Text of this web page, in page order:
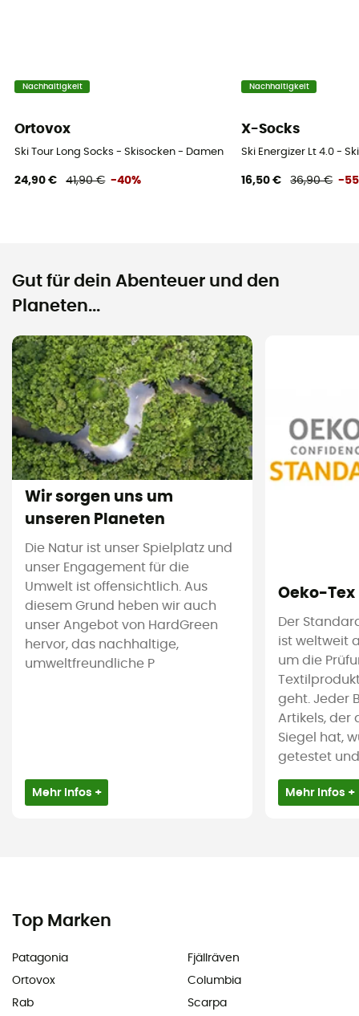
Nachhaltigkeit
Ortovox
Ski Tour Long Socks - Skisocken - Damen
24,90 € 41,90 € -40%
Nachhaltigkeit
X-Socks
Ski Energizer Lt 4.0 -
16,50 € 36,90 € -
Gut für dein Abenteuer und den
Planeten...
Wir sorgen uns um
unseren Planeten
Die Natur ist unser Spielplatz und
unser Engagement für die
Umwelt ist offensichtlich. Aus
diesem Grund heben wir auch
unser Angebot von HardGreen
hervor, das nachhaltige,
umweltfreundliche P
Mehr Infos +
Oeko-Tex
Der
ist weltweit
um die
geht. Jeder
Artikels, der
Siegel hat,
getestet
Mehr Infos +
Top Marken
Patagonia
Ortovox
Rab
Fjällräven
Columbia
Scarpa